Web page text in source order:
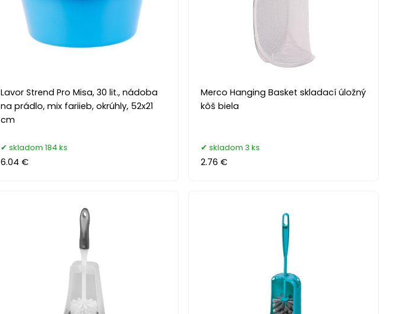
Lavor Strend Pro Misa, 30 lit., nádoba
na prádlo, mix fariieb, okrúhly, 52x21
cm
skladom 184 ks
6.04 €
Merco Hanging Basket skladací úložný
kôš biela
skladom 3 ks
2.76 €